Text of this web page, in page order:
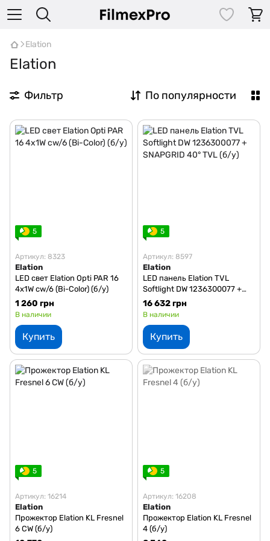
Elation
Elation
Фильтр По популярности
5
Артикул: 8323
Elation
LED свет Elation Opti PAR 16
4x1W cw/6 (Bi-Color) (б/у)
1 260 грн
В наличии
Купить
5
Артикул: 8597
Elation
LED панель Elation TVL
Softlight DW 1236300077 +
SNAPGRID 40° TVL (б/у)
16 632 грн
В наличии
Купить
5
Артикул: 16214
Elation
Прожектор Elation KL Fresnel
6 CW (б/у)
5
Артикул: 16208
Elation
Прожектор Elation KL Fresnel
4 (б/у)